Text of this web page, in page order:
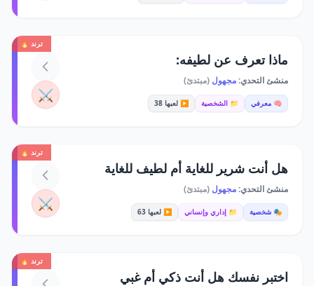
ترند 🔥
ماذا تعرف عن لطيفه:
منشئ التحدي:مجهول (مبتدئ)
🧠 معرفي 📁 الشخصية ▶️ لعبها 38 ⚔️
ترند 🔥
هل أنت شرير للغاية أم لطيف للغاية
منشئ التحدي:مجهول (مبتدئ)
🎭 شخصية 📁 إداري وإنساني ▶️ لعبها 63 ⚔️
ترند 🔥
اختبر نفسك هل أنت ذكي أم غبي